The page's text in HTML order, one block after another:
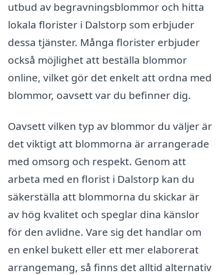
utbud av begravningsblommor och hitta
lokala florister i Dalstorp som erbjuder
dessa tjänster. Många florister erbjuder
också möjlighet att beställa blommor
online, vilket gör det enkelt att ordna med
blommor, oavsett var du befinner dig.
Oavsett vilken typ av blommor du väljer är
det viktigt att blommorna är arrangerade
med omsorg och respekt. Genom att
arbeta med en florist i Dalstorp kan du
säkerställa att blommorna du skickar är
av hög kvalitet och speglar dina känslor
för den avlidne. Vare sig det handlar om
en enkel bukett eller ett mer elaborerat
arrangemang, så finns det alltid alternativ